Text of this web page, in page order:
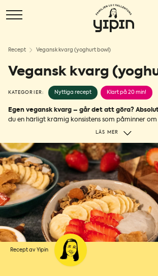
Recept Vegansk kvarg (yoghurt bowl)
Vegansk kvarg
KATEGORIER: Nyttiga recept Klart på 20 min!
Egen vegansk kvarg – går det att göra?
du en härligt krämig konsistens som påminner
du vill äta upp allt på en gång. Samtidigt bidrar
att äta som frukost, mellanmål eller kvällsmat,
träning när du behöver fylla på med näring.
jordgubbar, banan, krispig granola och en klick
har du gjort en yoghurt bowl to die for! Och det
bara 15 minuter att göra! Så enkel och god att
till en del av din dagliga rutin! 🍓🍌
LÄS MER
Recept av Yipin